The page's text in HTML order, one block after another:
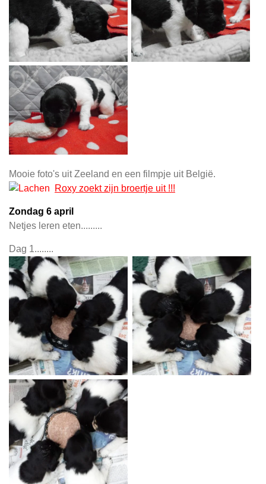
Mooie foto's uit Zeeland en een filmpje uit België.
Roxy zoekt zijn broertje uit !!!
Zondag 6 april
Netjes leren eten.........
Dag 1........